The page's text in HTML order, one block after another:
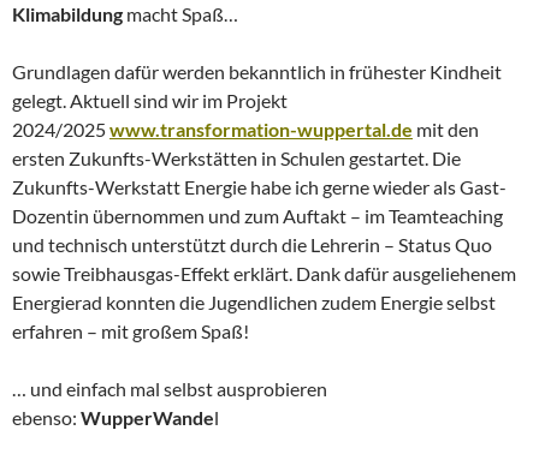
Klimabildung macht Spaß…
Grundlagen dafür werden bekanntlich in frühester Kindheit
gelegt. Aktuell sind wir im Projekt
2024/2025www.transformation-wuppertal.de mit den
ersten Zukunfts-Werkstätten in Schulen gestartet. Die
Zukunfts-Werkstatt Energie habe ich gerne wieder als Gast-
Dozentin übernommen und zum Auftakt – im Teamteaching
und technisch unterstützt durch die Lehrerin – Status Quo
sowie Treibhausgas-Effekt erklärt. Dank dafür ausgeliehenem
Energierad konnten die Jugendlichen zudem Energie selbst
erfahren – mit großem Spaß!
… und einfach mal selbst ausprobieren
ebenso: WupperWandel